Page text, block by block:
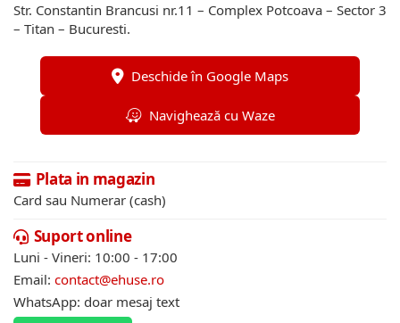
Str. Constantin Brancusi nr.11 – Complex Potcoava – Sector 3
– Titan – Bucuresti.
Deschide în Google Maps
Navighează cu Waze
Plata in magazin
Card sau Numerar (cash)
Suport online
Luni - Vineri: 10:00 - 17:00
Email: contact@ehuse.ro
WhatsApp: doar mesaj text